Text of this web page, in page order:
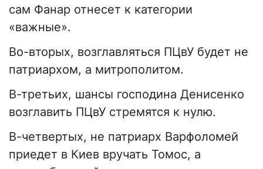
сам Фанар отнесет к категории
«важные».
Во-вторых, возглавляться ПЦвУ будет не
патриархом, а митрополитом.
В-третьих, шансы господина Денисенко
возглавить ПЦвУ стремятся к нулю.
В-четвертых, не патриарх Варфоломей
приедет в Киев вручать Томос, а